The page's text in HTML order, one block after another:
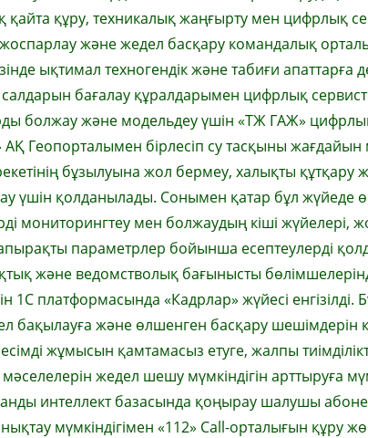
құру, техникалық жаңғырту мен цифрлық
және жедел басқару командалық
ықтимал техногендік және табиғи
бағалау құралдарымен цифрлық
болжау және модельдеу үшін «ТЖ ГАЖ» цифрлық
Геопорталымен бірлесіп су тасқыны жағдайын
бұзылуына жол бермеу, халықты
үшін қолданылады. Сонымен қатар бұл жүйеде
мониторингтеу мен болжаудың кіші жүйелері,
параметрлер бойынша есептеулерді
және ведомстволық бағынысты
1C платформасында «Кадрлар» жүйесі енгізілді.
бақылауға және өлшенген басқару шешімдерін
жұмысын қамтамасыз етуге, жалпы
жедел шешу мүмкіндігін арттыруға
интеллект базасында қоңырау шалушы
мүмкіндігімен «112» Call-орталығын құру